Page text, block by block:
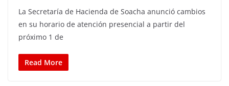
La Secretaría de Hacienda de Soacha anunció cambios
en su horario de atención presencial a partir del
próximo 1 de
Read More